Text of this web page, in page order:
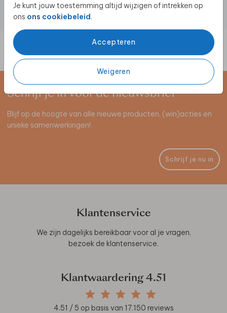
Je kunt jouw toestemming altijd wijzigen of intrekken op
ons ons cookiebeleid.
Accepteren
Weigeren
Schrijf je in voor de nieuwsbrief
Blijf op de hoogte van alle nieuwe producten, (win)acties en
unieke samenwerkingen!
Schrijf je nu in
Klantenservice
We zijn dagelijks bereikbaar voor al je vragen,
bezoek de klantenservice.
Klantwaardering 4.51
4.51 / 5 op basis van 17.150 reviews